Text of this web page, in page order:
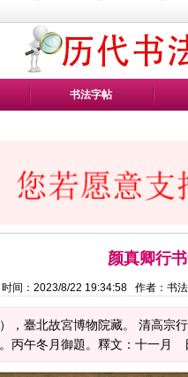
书法字帖
颜真卿行
时间：2023/8/22 19:34:58 作者：书
，臺北故宮博物院藏。 清高宗
丙午冬月御題。釋文：十一月